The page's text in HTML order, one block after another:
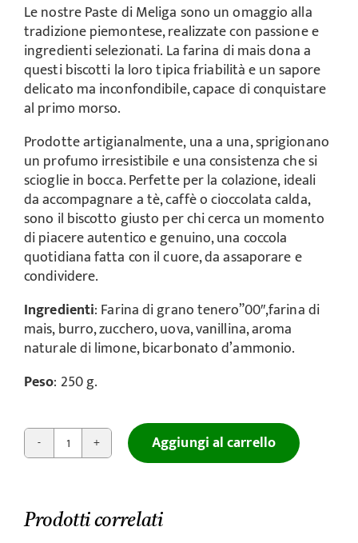
Le nostre Paste di Meliga sono un omaggio alla
tradizione piemontese, realizzate con passione e
ingredienti selezionati. La farina di mais dona a
questi biscotti la loro tipica friabilità e un sapore
delicato ma inconfondibile, capace di conquistare
al primo morso.
Prodotte artigianalmente, una a una, sprigionano
un profumo irresistibile e una consistenza che si
scioglie in bocca. Perfette per la colazione, ideali
da accompagnare a tè, caffè o cioccolata calda,
sono il biscotto giusto per chi cerca un momento
di piacere autentico e genuino, una coccola
quotidiana fatta con il cuore, da assaporare e
condividere.
Ingredienti: Farina di grano tenero”00″,farina di
mais, burro, zucchero, uova, vanillina, aroma
naturale di limone, bicarbonato d’ammonio.
Peso: 250 g.
Paste
quantità
Aggiungi al carrello
Prodotti correlati